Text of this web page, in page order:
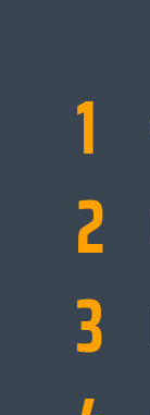
1
2
3